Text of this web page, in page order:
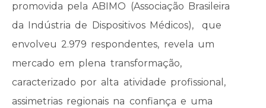
promovida pela ABIMO (Associação Brasileira
da Indústria de Dispositivos Médicos), que
envolveu 2.979 respondentes, revela um
mercado em plena transformação,
caracterizado por alta atividade profissional,
assimetrias regionais na confiança e uma